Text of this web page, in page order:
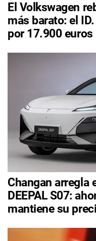
El Volkswagen
más barato: el
por 17.900 euros
Changan arregla
DEEPAL S07:
mantiene su